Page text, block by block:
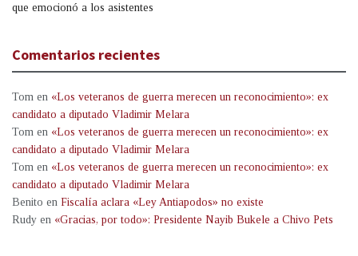
que emocionó a los asistentes
Comentarios recientes
Tom en «Los veteranos de guerra merecen un reconocimiento»: ex
candidato a diputado Vladimir Melara
Tom en «Los veteranos de guerra merecen un reconocimiento»: ex
candidato a diputado Vladimir Melara
Tom en «Los veteranos de guerra merecen un reconocimiento»: ex
candidato a diputado Vladimir Melara
Benito en Fiscalía aclara «Ley Antiapodos» no existe
Rudy en «Gracias, por todo»: Presidente Nayib Bukele a Chivo Pets